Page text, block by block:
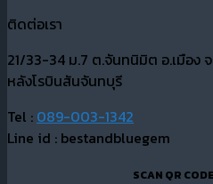
ติดต่อเรา
21/33-34 ม.7 ต.จันทนิมิต อ.เมือง
หลังโรบินสันจันทบุรี
Tel : 089-003-1342
Line id : bestandbluegem
SCAN QR